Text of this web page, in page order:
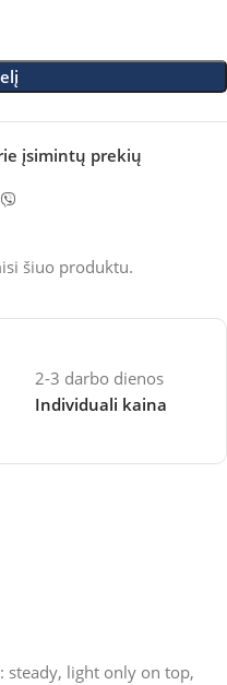
įsimintų prekių
šiuo produktu.
2-3 darbo dienos
Individuali kaina
steady, light only on top,